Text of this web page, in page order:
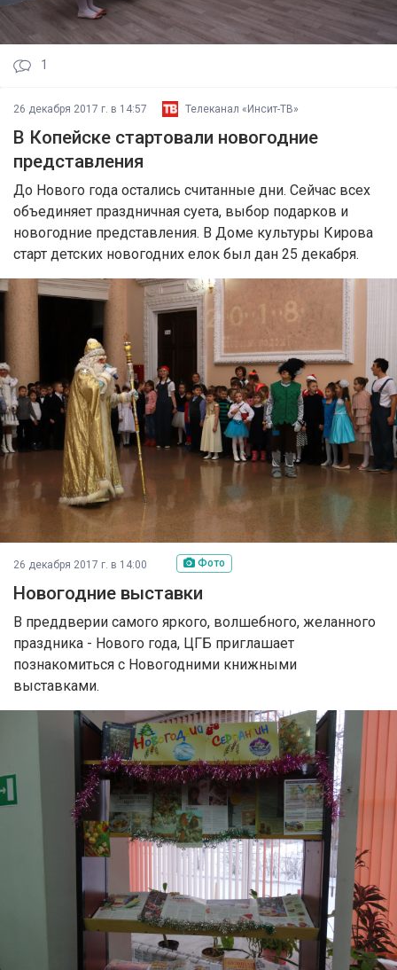
1
26 декабря 2017 г. в 14:57 Телеканал «Инсит-ТВ»
В Копейске стартовали новогодние
представления
До Нового года остались считанные дни. Сейчас всех
объединяет праздничная суета, выбор подарков и
новогодние представления. В Доме культуры Кирова
старт детских новогодних елок был дан 25 декабря.
26 декабря 2017 г. в 14:00 Фото
Новогодние выставки
В преддверии самого яркого, волшебного, желанного
праздника - Нового года, ЦГБ приглашает
познакомиться с Новогодними книжными
выставками.